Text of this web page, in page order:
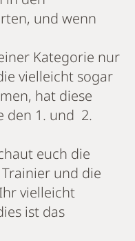
und wenn
Kategorie nur
vielleicht sogar
hat diese
den 1. und 2.
euch die
und die
vielleicht
ist das